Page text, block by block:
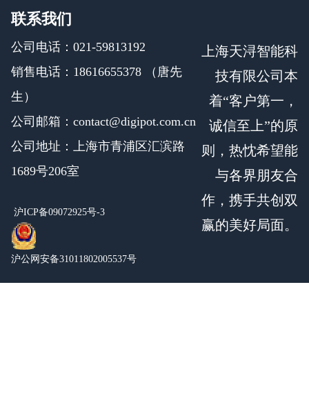
联系我们
公司电话：021-59813192
销售电话：18616655378 （唐先
生）
公司邮箱：contact@digipot.com.cn
公司地址：上海市青浦区汇滨路
1689号206室
沪ICP备09072925号-3
沪公网安备31011802005537号
上海天浔智能科
技有限公司本
着“客户第一，
诚信至上”的原
则，热忱希望能
与各界朋友合
作，携手共创双
赢的美好局面。